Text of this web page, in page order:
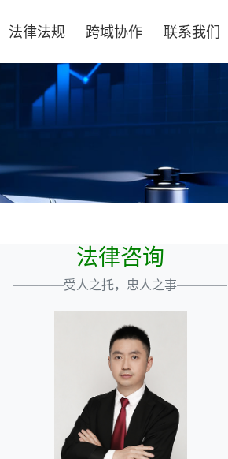
法律法规 跨域协作 联系我们
法律咨询
————受人之托，忠人之事————